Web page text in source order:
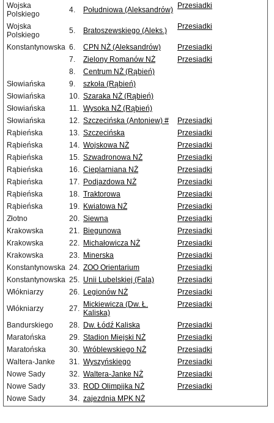
Wojska
Polskiego
4. Południowa (Aleksandrów) Przesiadki
Wojska
Polskiego
5. Bratoszewskiego (Aleks.) Przesiadki
Konstantynowska 6. CPN NŻ (Aleksandrów)
Przesiadki
7.
Zielony Romanów NŻ
Przesiadki
8.
Centrum NŻ (Rąbień)
Słowiańska
9.
szkoła (Rąbień)
Słowiańska
10. Szaraka NŻ (Rąbień)
Słowiańska
11. Wysoka NŻ (Rąbień)
Słowiańska
12. Szczecińska (Antoniew) #
Przesiadki
Rąbieńska
13. Szczecińska
Przesiadki
Rąbieńska
14. Wojskowa NŻ
Przesiadki
Rąbieńska
15. Szwadronowa NŻ
Przesiadki
Rąbieńska
16. Cieplarniana NŻ
Przesiadki
Rąbieńska
17. Podjazdowa NŻ
Przesiadki
Rąbieńska
18. Traktorowa
Przesiadki
Rąbieńska
19. Kwiatowa NŻ
Przesiadki
Złotno
20. Siewna
Przesiadki
Krakowska
21. Biegunowa
Przesiadki
Krakowska
22. Michałowicza NŻ
Przesiadki
Krakowska
23. Minerska
Przesiadki
Konstantynowska 24. ZOO Orientarium
Przesiadki
Konstantynowska 25. Unii Lubelskiej (Fala)
Przesiadki
Włókniarzy
26. Legionów NŻ
Przesiadki
Włókniarzy
27. Mickiewicza (Dw. Ł.
Kaliska)
Przesiadki
Bandurskiego 28. Dw. Łódź Kaliska
Przesiadki
Maratońska
29. Stadion Miejski NŻ
Przesiadki
Maratońska
30. Wróblewskiego NŻ
Przesiadki
Waltera-Janke
31. Wyszyńskiego
Przesiadki
Nowe Sady
32. Waltera-Janke NŻ
Przesiadki
Nowe Sady
33. ROD Olimpijka NŻ
Przesiadki
Nowe Sady
34. zajezdnia MPK NŻ